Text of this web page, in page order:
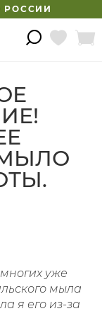
РОССИИ
уже
мыла
я его из-за